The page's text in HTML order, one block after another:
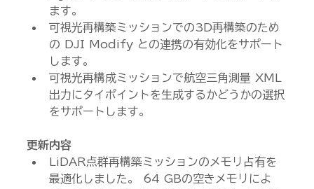
ます。
可視光再構築ミッションでの3D再構築のため
の DJI Modify との連携の有効化をサポート
します。
可視光再構成ミッションで航空三角測量 XML
出力にタイポイントを生成するかどうかの選択
をサポートします。
更新内容
LiDAR点群再構築ミッションのメモリ占有を
最適化しました。 64 GBの空きメモリによ